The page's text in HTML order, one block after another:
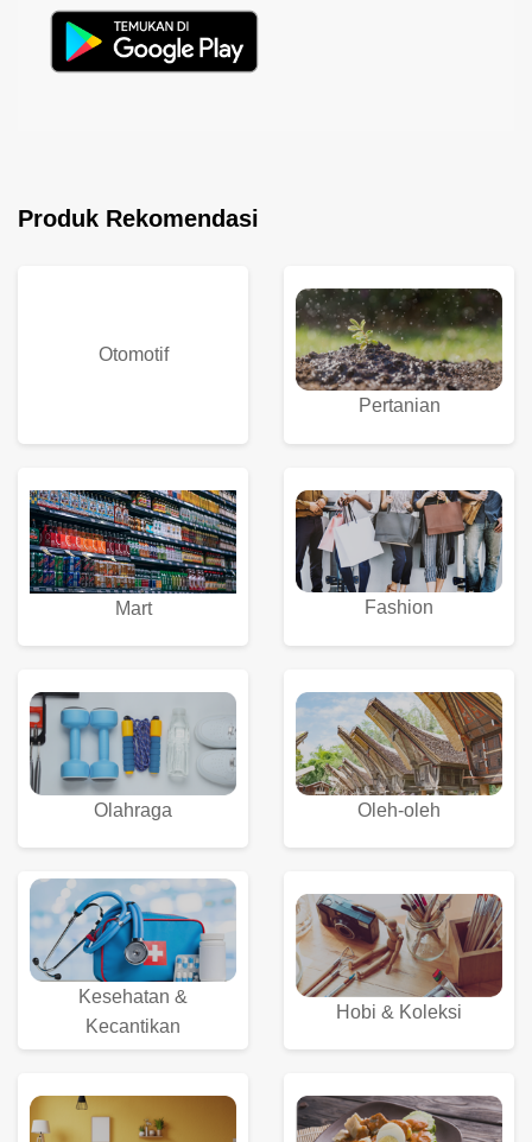
Produk Rekomendasi
Otomotif
Pertanian
Mart Fashion
Olahraga Oleh-oleh
Kesehatan &
Kecantikan
Hobi & Koleksi